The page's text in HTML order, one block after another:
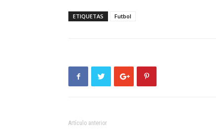
ETIQUETAS Futbol
Artículo anterior